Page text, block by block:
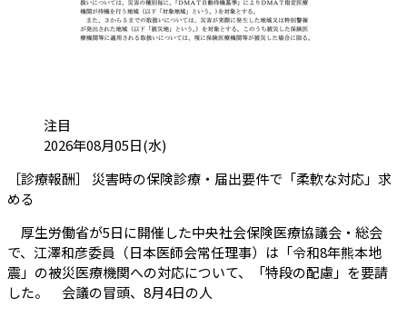
カテゴリ:
注目
投稿日:2026年08月05日(水)
［診療報酬］ 災害時の保険診療・届出要件で「柔軟な対応」求
める
厚生労働省が5日に開催した中央社会保険医療協議会・総会
で、江澤和彦委員（日本医師会常任理事）は「令和8年熊本地
震」の被災医療機関への対応について、「特段の配慮」を要請
した。 会議の冒頭、8月4日の人